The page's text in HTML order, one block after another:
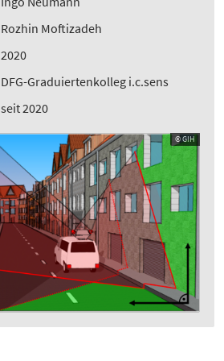
Rozhin Moftizadeh
2020
DFG-Graduiertenkolleg i.c.sens
seit 2020
© GIH